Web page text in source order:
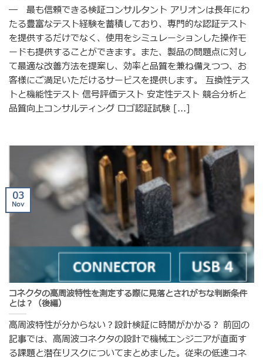
― 最も信頼できる検証コンサルタント アリオンは長年にわ
たる豊富なテスト経験を蓄積しており、専門的な認証テスト
を提供するだけでなく、使用をシミュレーションした操作モ
ードも提供することができます。また、製品の問題点に対し
て最適な改善方法を提案し、効率と品質を兼ね備えつつ、お
客様にご満足いただけるサービスを提供します。 互換性テス
トと機能性テスト 信号評価テスト 安定性テスト 競合分析と
品質向上コンサルティング ロゴ認証試験 [...]
コネクタの高周波特性を測定する際に見落とされがちな判断条件
とは？（後編）
高周波特性が分からない？設計検証に時間がかかる？ 前回の
記事では、高周波コネクタの設計で機械エンジニアが直面す
る課題と潜在リスクについてまとめました。従来の低速コネ
03
Nov